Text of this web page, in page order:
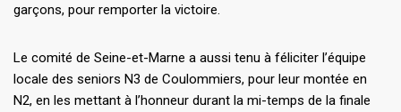
garçons, pour remporter la victoire.
Le comité de Seine-et-Marne a aussi tenu à féliciter l’équipe
locale des seniors N3 de Coulommiers, pour leur montée en
N2, en les mettant à l’honneur durant la mi-temps de la finale